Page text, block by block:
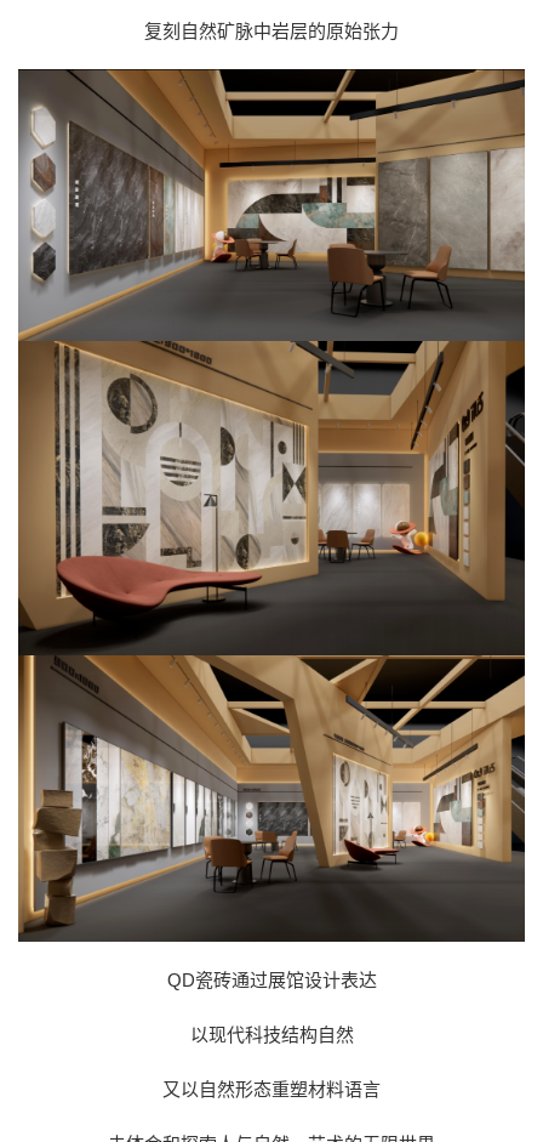
复刻自然矿脉中岩层的原始张力
QD瓷砖通过展馆设计表达
以现代科技结构自然
又以自然形态重塑材料语言